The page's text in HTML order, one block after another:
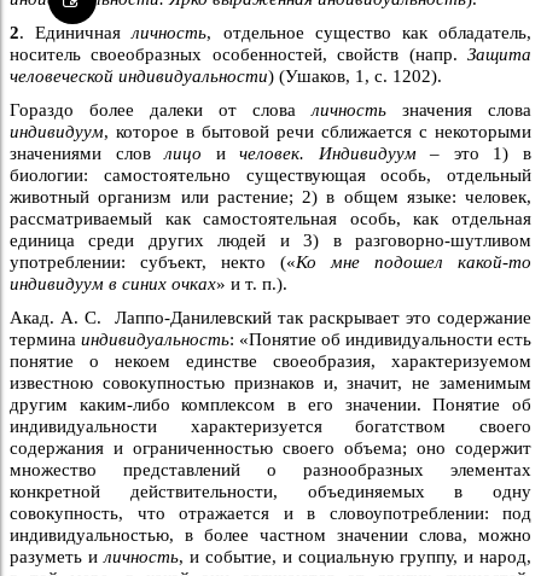
2. Единичнаяличность, отдельное существо как обладатель,
носитель своеобразных особенностей, свойств (напр. Защита
человеческой индивидуальности) (Ушаков, 1, с. 1202).
Гораздо более далеки от слова личность значения слова
индивидуум, которое в бытовой речи сближается с некоторыми
значениями словлицо ичеловек. Индивидуум– это 1) в
биологии: самостоятельно существующая особь, отдельный
животный организм или растение; 2) в общем языке: человек,
рассматриваемый как самостоятельная особь, как отдельная
единица среди других людей и 3) в разговорно-шутливом
употреблении: субъект, некто («Ко мне подошел какой-то
индивидуум в синих очках» и т. п.).
Акад. А. С. Лаппо-Данилевский так раскрывает это содержание
термина индивидуальность: «Понятие об индивидуальности есть
понятие о некоем единстве своеобразия, характеризуемом
известною совокупностью признаков и, значит, не заменимым
другим каким-либо комплексом в его значении. Понятие об
индивидуальности характеризуется богатством своего
содержания и ограниченностью своего объема; оно содержит
множество представлений о разнообразных элементах
конкретной действительности, объединяемых в одну
совокупность, что отражается и в словоупотреблении: под
индивидуальностью, в более частном значении слова, можно
разуметь и личность, и событие, и социальную группу, и народ,